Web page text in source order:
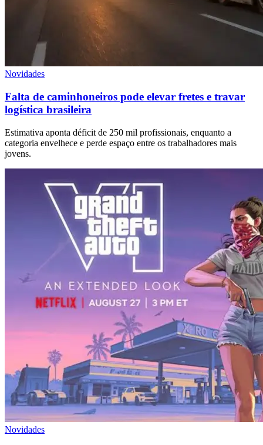
Novidades
Falta de caminhoneiros pode elevar fretes e travar
logística brasileira
Estimativa aponta déficit de 250 mil profissionais, enquanto a
categoria envelhece e perde espaço entre os trabalhadores mais
jovens.
Novidades